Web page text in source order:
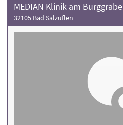
MEDIAN Klinik am
32105 Bad Salzuflen